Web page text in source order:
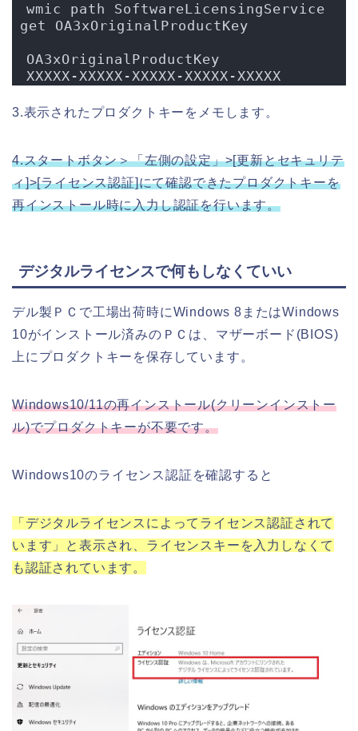
wmic path SoftwareLicensingService
get OA3xOriginalProductKey
OA3xOriginalProductKey
XXXXX-XXXXX-XXXXX-XXXXX-XXXXX
3.表示されたプロダクトキーをメモします。
4.スタートボタン＞「左側の設定」>[更新とセキュリテ
ィ]>[ライセンス認証]にて確認できたプロダクトキーを
再インストール時に入力し認証を行います。
デジタルライセンスで何もしなくていい
デル製ＰＣで工場出荷時にWindows 8またはWindows
10がインストール済みのＰＣは、マザーボード(BIOS)
上にプロダクトキーを保存しています。
Windows10/11の再インストール(クリーンインストー
ル)でプロダクトキーが不要です。
Windows10のライセンス認証を確認すると
「デジタルライセンスによってライセンス認証されて
います」と表示され、ライセンスキーを入力しなくて
も認証されています。